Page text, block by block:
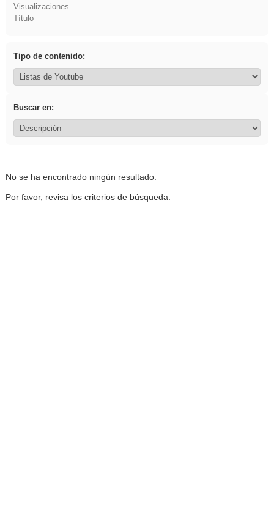
Visualizaciones
Título
Tipo de contenido:
Buscar en:
No se ha encontrado ningún resultado.
Por favor, revisa los criterios de búsqueda.